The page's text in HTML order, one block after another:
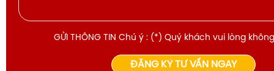
GỬI THÔNG TIN Chú ý : (*) Quý khách vui lòng
ĐĂNG KÝ TƯ VẤN NGAY